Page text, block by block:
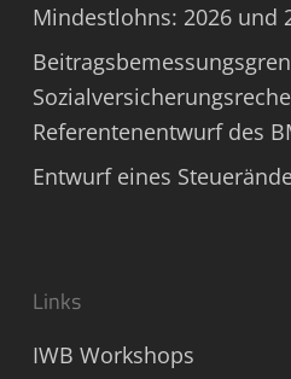
Mindestlohns: 2026 und
Referentenentwurf des
Entwurf eines
Links
IWB Workshops